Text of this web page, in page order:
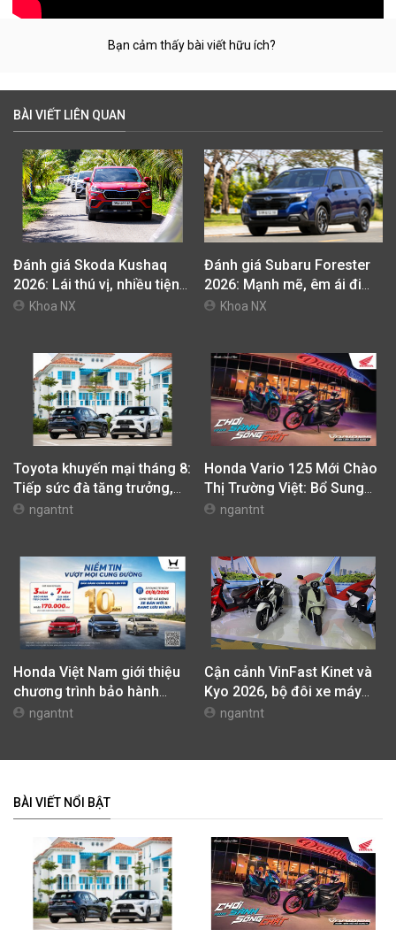
Bạn cảm thấy bài viết hữu ích?
BÀI VIẾT LIÊN QUAN
Đánh giá Skoda Kushaq
2026: Lái thú vị, nhiều tiện
nghi, giá cạnh tranh
Khoa NX
Đánh giá Subaru Forester
2026: Mạnh mẽ, êm ái đi
cùng hệ thống ADAS hoàn
Khoa NX
Toyota khuyến mại tháng 8:
Tiếp sức đà tăng trưởng,
tối ưu chi phí mua xe
ngantnt
Honda Vario 125 Mới Chào
Thị Trường Việt: Bổ Sung
Phiên Bản Street, Giá Từ
ngantnt
Honda Việt Nam giới thiệu
chương trình bảo hành
chính hãng lên tới 10 năm
ngantnt
Cận cảnh VinFast Kinet và
Kyo 2026, bộ đôi xe máy
điện mới nhất tại Việt Nam
ngantnt
BÀI VIẾT NỔI BẬT